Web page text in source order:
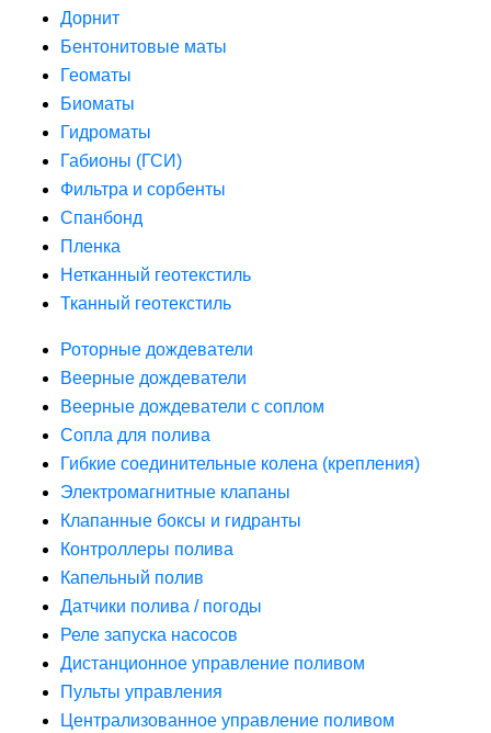
Дорнит
Бентонитовые маты
Геоматы
Биоматы
Гидроматы
Габионы (ГСИ)
Фильтра и сорбенты
Спанбонд
Пленка
Нетканный геотекстиль
Тканный геотекстиль
Роторные дождеватели
Веерные дождеватели
Веерные дождеватели с соплом
Сопла для полива
Гибкие соединительные колена (крепления)
Электромагнитные клапаны
Клапанные боксы и гидранты
Контроллеры полива
Капельный полив
Датчики полива / погоды
Реле запуска насосов
Дистанционное управление поливом
Пульты управления
Централизованное управление поливом